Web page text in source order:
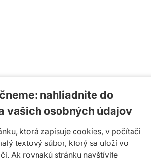
nahliadnite do
vašich osobných údajov
ktorá zapisuje cookies, v počítači
textový súbor, ktorý sa uloží vo
Ak rovnakú stránku navštívite